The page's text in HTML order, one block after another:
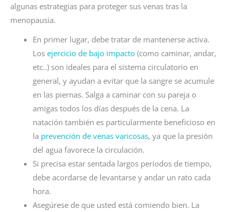
algunas estrategias para proteger sus venas tras la
menopausia.
En primer lugar, debe tratar de mantenerse activa.
Los ejercicio de bajo impacto(como caminar, andar,
etc..) son ideales para el sistema circulatorio en
general, y ayudan a evitar que la sangre se acumule
en las piernas. Salga a caminar con su pareja o
amigas todos los días después de la cena. La
natación también es particularmente beneficioso en
la prevención de venas varicosas, ya que la presión
del agua favorece la circulación.
Si precisa estar sentada largos períodos de tiempo,
debe acordarse de levantarse y andar un rato cada
hora.
Asegúrese de que usted está comiendo bien. La